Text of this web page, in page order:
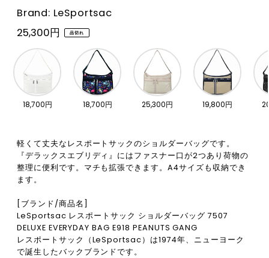
Brand: LeSportsac
25,300円 品切れ
18,700円 18,700円 25,300円 19,800円
軽くて丈夫なレスポートサックのショルダーバッグです。
『デラックスエブリディ』にはファスナー口が2つあり荷物の
整理に便利です。マチも拡張できます。A4サイズも収納でき
ます。
[ブランド/商品名]
LeSportsac レスポートサック ショルダーバッグ 7507
DELUXE EVERYDAY BAG E918 PEANUTS GANG
レスポートサック（LeSportsac）は1974年、ニューヨーク
で誕生したバックブランドです。